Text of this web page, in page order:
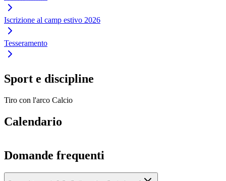
Iscrizione al camp estivo 2026
Tesseramento
Sport e discipline
Tiro con l'arco Calcio
Calendario
Domande frequenti